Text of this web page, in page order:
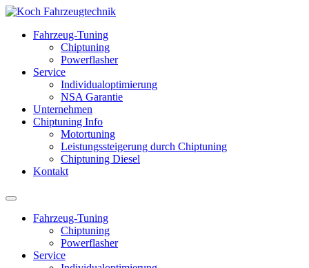
Fahrzeug-Tuning
Chiptuning
Powerflasher
Service
Individualoptimierung
NSA Garantie
Unternehmen
Chiptuning Info
Motortuning
Leistungssteigerung durch Chiptuning
Chiptuning Diesel
Kontakt
Fahrzeug-Tuning
Chiptuning
Powerflasher
Service